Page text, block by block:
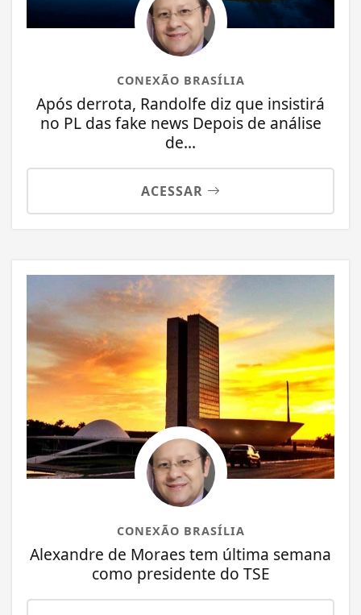
CONEXÃO BRASÍLIA
Após derrota, Randolfe diz que insistirá
no PL das fake news Depois de análise
de...
ACESSAR
CONEXÃO BRASÍLIA
Alexandre de Moraes tem última semana
como presidente do TSE